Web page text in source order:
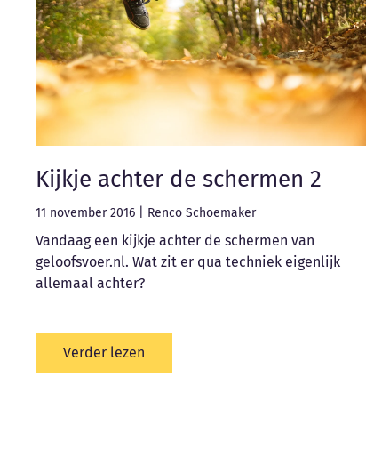
Kijkje achter de schermen 2
11 november 2016 Renco Schoemaker
Vandaag een kijkje achter de schermen van
geloofsvoer.nl. Wat zit er qua techniek eigenlijk
allemaal achter?
Verder lezen